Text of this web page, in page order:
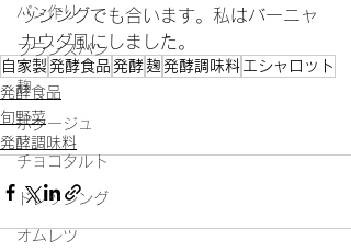
パン作り
フランスパン
麹
ポタージュ
チョコタルト
ドレッシング
オムレツ
ッシングでも合います。私はバーニャ
カウダ風にしました。
自家製 発酵食品 発酵麹 発酵調味料 エシャロット
発酵食品
旬野菜
発酵調味料